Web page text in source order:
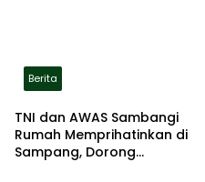
Berita
TNI dan AWAS Sambangi
Rumah Memprihatinkan di
Sampang, Dorong